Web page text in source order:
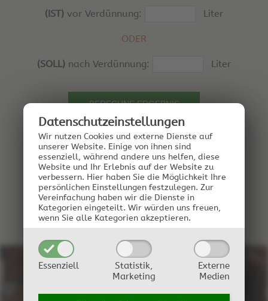
Datenschutz­einstellungen
Wir nutzen Cookies und externe Dienste auf
unserer Website. Einige von ihnen sind
essenziell, während andere uns helfen, diese
Website und Ihr Erlebnis auf der Website zu
verbessern. Hier haben Sie die Möglichkeit Ihre
persönlichen Einstellungen festzulegen. Zur
Vereinfachung haben wir die Dienste in
Kategorien eingeteilt. Wir würden uns freuen,
wenn Sie alle Kategorien akzeptieren.
Essenziell
Statistik,
Marketing
Externe
Medien
(IST) vor Verdünnung: Liter
ODER
(SOLL) nach Verdünnung: Liter
Formularfelder leeren